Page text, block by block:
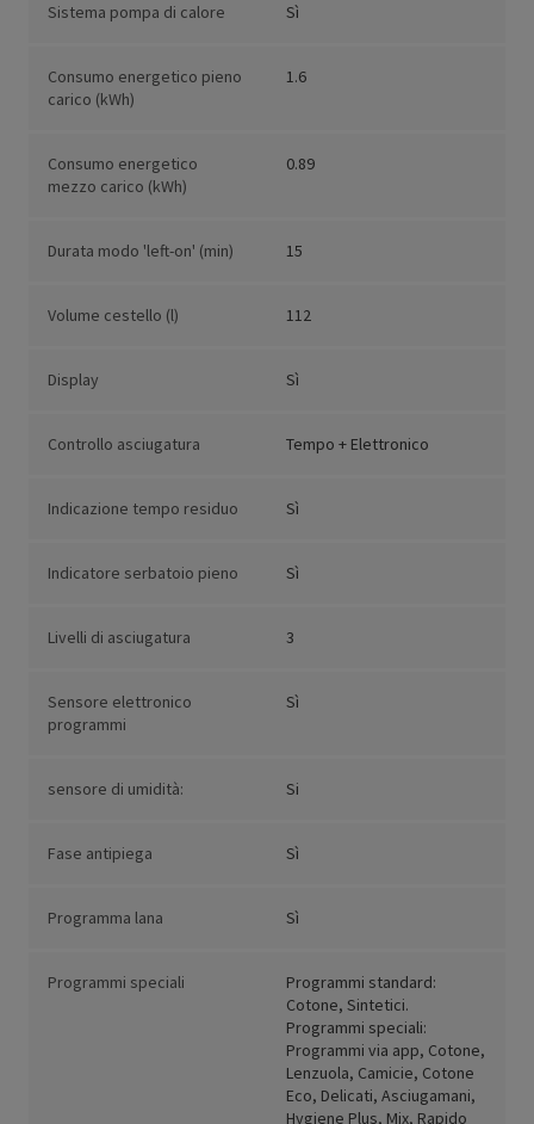
Sistema pompa di calore Sì
Consumo energetico pieno
carico (kWh)
1.6
Consumo energetico
mezzo carico (kWh)
0.89
Durata modo 'left-on' (min) 15
Volume cestello (l) 112
Display Sì
Controllo asciugatura Tempo + Elettronico
Indicazione tempo residuo Sì
Indicatore serbatoio pieno Sì
Livelli di asciugatura 3
Sensore elettronico
programmi
Sì
sensore di umidità: Si
Fase antipiega Sì
Programma lana Sì
Programmi speciali
Programmi standard:
Cotone, Sintetici.
Programmi speciali:
Programmi via app, Cotone,
Lenzuola, Camicie, Cotone
Eco, Delicati, Asciugamani,
Hygiene Plus, Mix, Rapido